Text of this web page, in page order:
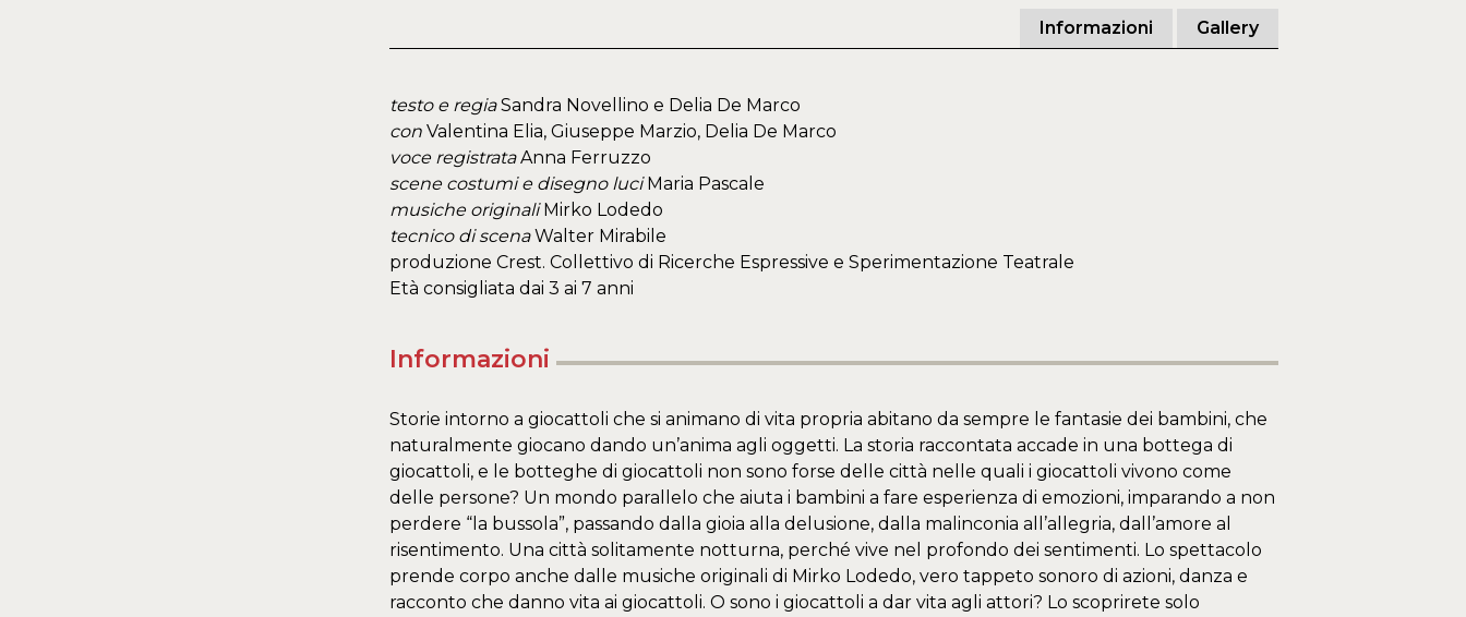
Informazioni Gallery
testo e regiaSandra Novellino e Delia De Marco
con Valentina Elia, Giuseppe Marzio, Delia De Marco
voce registrataAnna Ferruzzo
scene costumi e disegno luci Maria Pascale
musiche originaliMirko Lodedo
tecnico di scenaWalter Mirabile
produzione Crest. Collettivo di Ricerche Espressive e Sperimentazione Teatrale
​Età consigliata dai 3 ai 7 anni
Informazioni
Storie intorno a giocattoli che si animano di vita propria abitano da sempre le fantasie dei bambini, che
naturalmente giocano dando un’anima agli oggetti. La storia raccontata accade in una bottega di
giocattoli, e le botteghe di giocattoli non sono forse delle città nelle quali i giocattoli vivono come
delle persone? Un mondo parallelo che aiuta i bambini a fare esperienza di emozioni, imparando a non
perdere “la bussola”, passando dalla gioia alla delusione, dalla malinconia all’allegria, dall’amore al
risentimento. Una città solitamente notturna, perché vive nel profondo dei sentimenti. Lo spettacolo
prende corpo anche dalle musiche originali di Mirko Lodedo, vero tappeto sonoro di azioni, danza e
racconto che danno vita ai giocattoli. O sono i giocattoli a dar vita agli attori? Lo scoprirete solo